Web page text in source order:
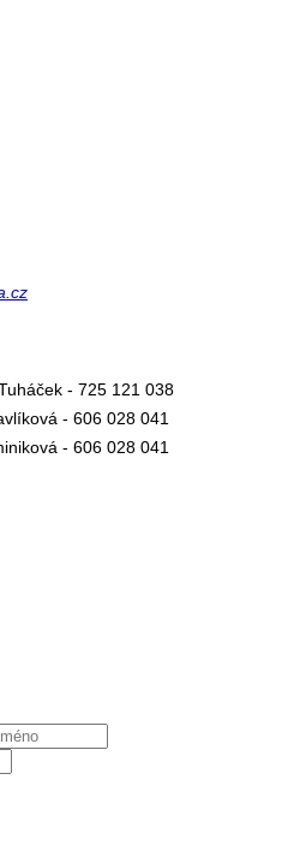
- 725 121 038
- 606 028 041
- 606 028 041